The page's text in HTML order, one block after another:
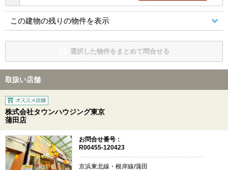
この建物の残りの物件を表示
選択した物件をまとめて問合せる
取扱い店舗
株式会社タウンハウジング東京
蒲田店
お問合せ番号：
R00455-120423
京浜東北線・根岸線/蒲田